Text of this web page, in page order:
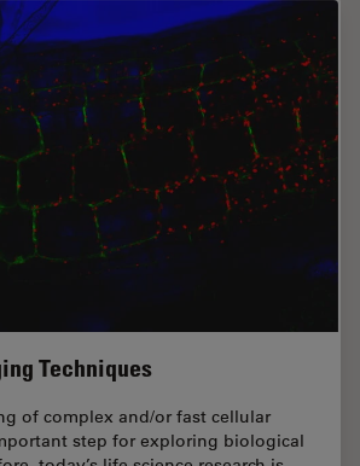
Techniques
of complex and/or fast cellular
step for exploring biological